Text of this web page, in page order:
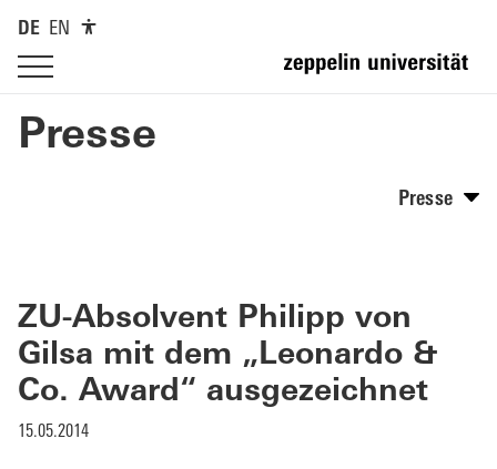
DE EN
Presse
Presse
ZU-Absolvent Philipp von
Gilsa mit dem „Leonardo &
Co. Award“ ausgezeichnet
15.05.2014